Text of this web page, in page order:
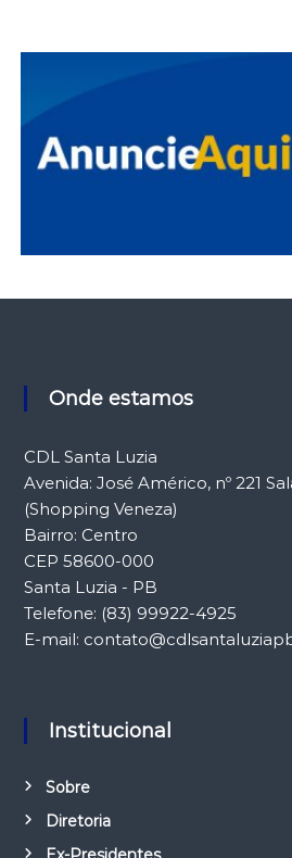
Onde estamos
CDL Santa Luzia
Avenida: José Américo, nº 221
(Shopping Veneza)
Bairro: Centro
CEP 58600-000
Santa Luzia - PB
Telefone: (83) 99922-4925
E-mail:
Institucional
Sobre
Diretoria